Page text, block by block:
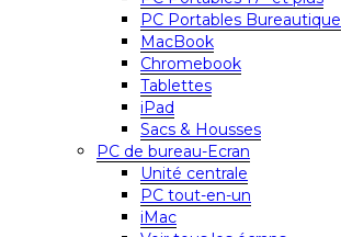
PC Portables Bureautique
MacBook
Chromebook
Tablettes
iPad
Sacs & Housses
PC de bureau-Ecran
Unité centrale
PC tout-en-un
iMac